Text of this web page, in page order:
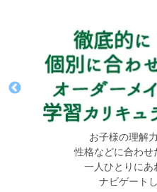
お子様の理解
性格などに合わせ
一人ひとりにあ
ナビゲート